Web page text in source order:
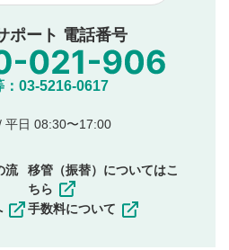
や差別的表現投稿
内容の投稿
番号など個人を特定できる情報の
導や営利目的、広告・宣伝を目
、著作権、その他の知的財産
切と判断した投稿
コメントの変更・削除はできま
ポート 電話番号
：03-5216-0617
平日 08:30〜17:00
流
移管（振替）についてはこ
ちら
手数料について